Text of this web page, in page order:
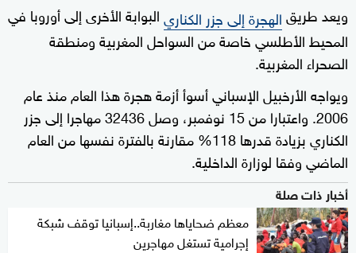
ويعد طريقالهجرة إلى جزر الكناريالبوابة الأخرى إلى أوروبا في
المحيط الأطلسي خاصة من السواحل المغربية ومنطقة
الصحراء المغربية.
ويواجه الأرخبيل الإسباني أسوأ أزمة هجرة هذا العام منذ عام
2006. واعتبارا من 15 نوفمبر، وصل 32436 مهاجرا إلى جزر
الكناري بزيادة قدرها 118% مقارنة بالفترة نفسها من العام
الماضي وفقا لوزارة الداخلية.
أخبار ذات صلة
معظم ضحاياها مغاربة..إسبانيا توقف شبكة
إجرامية تستغل مهاجرين